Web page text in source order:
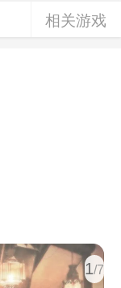
相关游戏
1/7